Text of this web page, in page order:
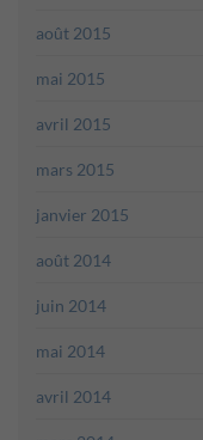
août 2015
mai 2015
avril 2015
mars 2015
janvier 2015
août 2014
juin 2014
mai 2014
avril 2014